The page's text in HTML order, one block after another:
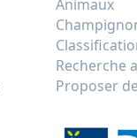
Animaux
Recherche
Proposer